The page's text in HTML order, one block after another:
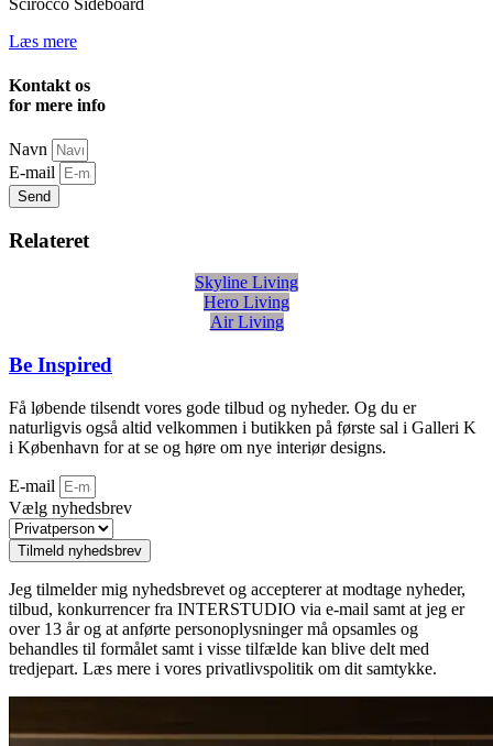
Scirocco Sideboard
Læs mere
Kontakt os
for mere info
Navn
E-mail
Send
Relateret
Skyline Living
Hero Living
Air Living
Be Inspired
Få løbende tilsendt vores gode tilbud og nyheder. Og du er
naturligvis også altid velkommen i butikken på første sal i Galleri K
i København for at se og høre om nye interiør designs.
E-mail
Vælg nyhedsbrev
Tilmeld nyhedsbrev
Jeg tilmelder mig nyhedsbrevet og accepterer at modtage nyheder,
tilbud, konkurrencer fra INTERSTUDIO via e-mail samt at jeg er
over 13 år og at anførte personoplysninger må opsamles og
behandles til formålet samt i visse tilfælde kan blive delt med
tredjepart. Læs mere i vores privatlivspolitik om dit samtykke.